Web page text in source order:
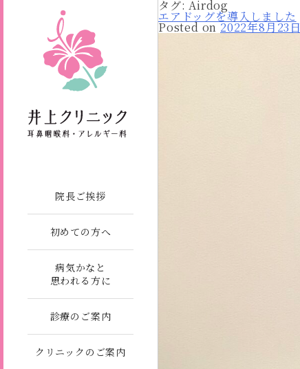
院長ご挨拶
初めての方へ
病気かなと
思われる方に
診療のご案内
クリニックのご案内
タグ:Airdog
エアドッグを導入しました
Posted on2022年8月23日